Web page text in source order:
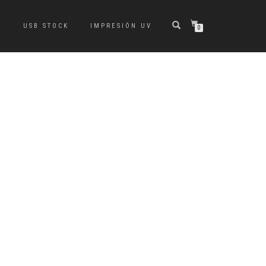
USB STOCK IMPRESIÓN UV 0